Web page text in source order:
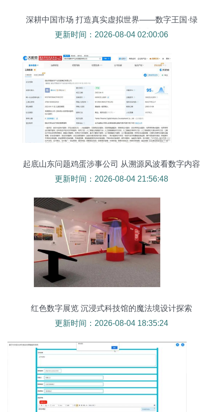
深耕中国市场 打造真实虚拟世界——数字王国·绿
洲2018战略发布会在京举行
更新时间：2026-08-04 02:00:06
起底山东问题鸡蛋涉事公司 从溯源风波看数字内容
服务行业责任
更新时间：2026-08-04 21:56:48
红色数字展览 沉浸式科技馆的魔法境设计探索
更新时间：2026-08-04 18:35:24